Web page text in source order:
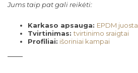
Jums taip pat gali reikėti:
Karkaso apsauga: EPDM juosta
Tvirtinimas:tvirtinimo sraigtai
Profiliai: išoriniai kampai